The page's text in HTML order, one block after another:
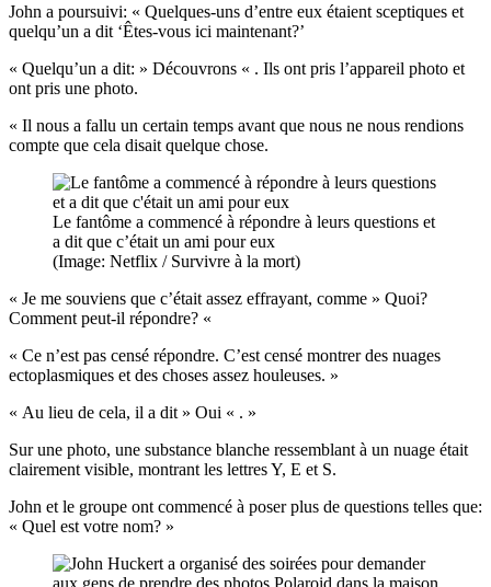
John a poursuivi: « Quelques-uns d’entre eux étaient sceptiques et
quelqu’un a dit ‘Êtes-vous ici maintenant?’
« Quelqu’un a dit: » Découvrons « . Ils ont pris l’appareil photo et
ont pris une photo.
« Il nous a fallu un certain temps avant que nous ne nous rendions
compte que cela disait quelque chose.
Le fantôme a commencé à répondre à leurs questions et
a dit que c’était un ami pour eux
(Image: Netflix / Survivre à la mort)
« Je me souviens que c’était assez effrayant, comme » Quoi?
Comment peut-il répondre? «
« Ce n’est pas censé répondre. C’est censé montrer des nuages ​​
ectoplasmiques et des choses assez houleuses. »
« Au lieu de cela, il a dit » Oui « . »
Sur une photo, une substance blanche ressemblant à un nuage était
clairement visible, montrant les lettres Y, E et S.
John et le groupe ont commencé à poser plus de questions telles que:
« Quel est votre nom? »